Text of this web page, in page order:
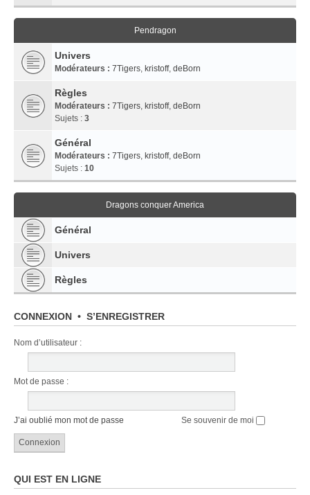
Pendragon
Univers
Modérateurs : 7Tigers, kristoff, deBorn
Règles
Modérateurs : 7Tigers, kristoff, deBorn
Sujets : 3
Général
Modérateurs : 7Tigers, kristoff, deBorn
Sujets : 10
Dragons conquer America
Général
Univers
Règles
CONNEXION • S’ENREGISTRER
Nom d’utilisateur :
Mot de passe :
J’ai oublié mon mot de passe Se souvenir de moi
QUI EST EN LIGNE